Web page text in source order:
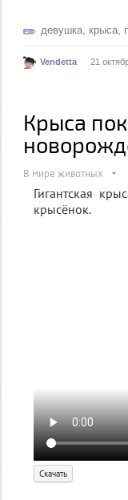
девушка, крыса,
Vendetta 21
Крыса
В мире животных
Гигантская
крысёнок.
Скачать